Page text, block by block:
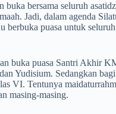
bersama seluruh
Jadi, dalam agenda
berbuka puasa untuk
buka puasa Santri Akhir
Yudisium. Sedangkan
VI. Tentunya
masing-masing.